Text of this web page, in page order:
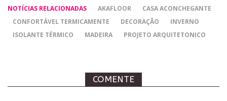
NOTÍCIAS RELACIONADAS AKAFLOOR
CASA ACONCHEGANTE
CONFORTÁVEL TERMICAMENTE
DECORAÇÃO
INVERNO
ISOLANTE TÉRMICO
MADEIRA PROJETO ARQUITETONICO
COMENTE